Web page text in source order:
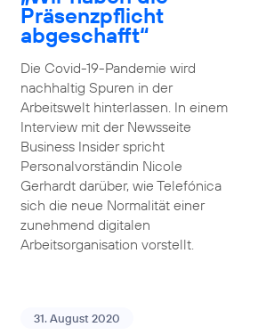
Präsenzpflicht
abgeschafft“
Die Covid-19-Pandemie wird
nachhaltig Spuren in der
Arbeitswelt hinterlassen. In einem
Interview mit der Newsseite
Business Insider spricht
Personalvorständin Nicole
Gerhardt darüber, wie Telefónica
sich die neue Normalität einer
zunehmend digitalen
Arbeitsorganisation vorstellt.
31. August 2020